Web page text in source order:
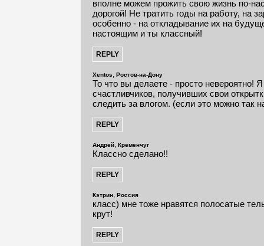
вполне можем прожить свою жизнь по-
дорогой! Не тратить годы на работу, на
особенно - на откладывание их на
настоящим и ты классный!
Xentos, Ростов-на-Дону
То что вы делаете - просто невероятно!
счастливчиков, получивших свои
следить за влогом. (если это можно так
Андрей, Кременчуг
Классно сделано!!
Кэтрин, Россия
класс) мне тоже нравятся полосатые
крут!